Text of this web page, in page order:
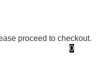
0
proceed to checkout.